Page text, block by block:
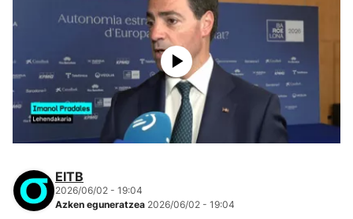
EITB
2026/06/02 - 19:04
Azken eguneratzea 2026/06/02 - 19:04